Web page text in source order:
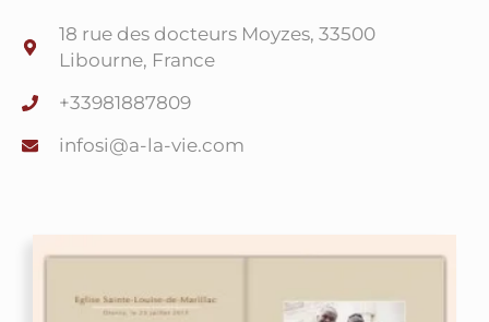
18 rue des docteurs Moyzes, 33500
Libourne, France
+33981887809
moc.eiv-al-a
@isofni